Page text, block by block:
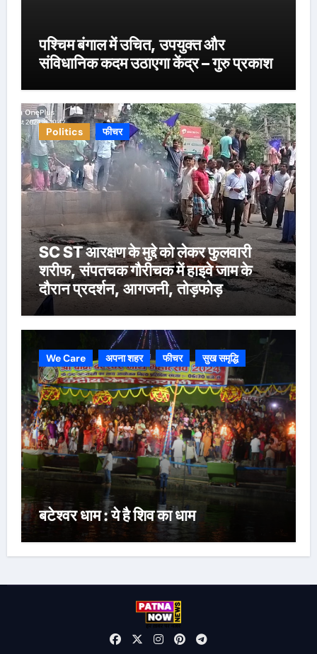
पश्चिम बंगाल में उचित, उपयुक्त और
संविधानिक कदम उठाएगा केंद्र – गुरु प्रकाश
Politics फीचर
SC ST आरक्षण के मुद्दे को लेकर फुलवारी
शरीफ, संपतचक गौरीचक में हाइवे जाम के
दौरान प्रदर्शन, आगजनी, तोड़फोड़
We Care अपना शहर फीचर सुख समृद्धि
बटेश्वर धाम : ये है शिव का धाम